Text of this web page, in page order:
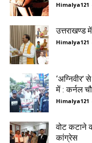
Himalya121
उत्तराखण्ड
Himalya121
‘अग्निवीर’
में : कर्नल
Himalya121
वोट कटाने
कांग्रेस